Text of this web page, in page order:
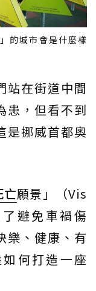
的城市會是什麼樣
站在街道中間
患，但看不到
是挪威首都奧
亡願景」（Vis
避免車禍傷
樂、健康、有
何打造一座